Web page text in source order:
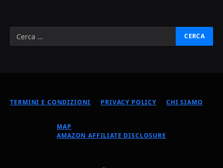
TERMINI E CONDIZIONI PRIVACY POLICY CHI SIAMO
MAP
AMAZON AFFILIATE DISCLOSURE